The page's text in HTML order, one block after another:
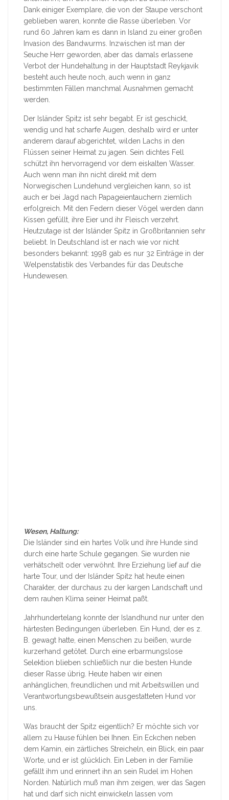
Dank einiger Exemplare, die von der Staupe verschont
geblieben waren, konnte die Rasse überleben. Vor
rund 60 Jahren kam es dann in Island zu einer großen
Invasion des Bandwurms. Inzwischen ist man der
Seuche Herr geworden, aber das damals erlassene
Verbot der Hundehaltung in der Hauptstadt Reykjavik
besteht auch heute noch, auch wenn in ganz
bestimmten Fällen manchmal Ausnahmen gemacht
werden.
Der Isländer Spitz ist sehr begabt. Er ist geschickt,
wendig und hat scharfe Augen, deshalb wird er unter
anderem darauf abgerichtet, wilden Lachs in den
Flüssen seiner Heimat zu jagen. Sein dichtes Fell
schützt ihn hervorragend vor dem eiskalten Wasser.
Auch wenn man ihn nicht direkt mit dem
Norwegischen Lundehund vergleichen kann, so ist
auch er bei Jagd nach Papageientauchern ziemlich
erfolgreich. Mit den Federn dieser Vögel werden dann
Kissen gefüllt, ihre Eier und ihr Fleisch verzehrt.
Heutzutage ist der Isländer Spitz in Großbritannien sehr
beliebt. In Deutschland ist er nach wie vor nicht
besonders bekannt: 1998 gab es nur 32 Einträge in der
Welpenstatistik des Verbandes für das Deutsche
Hundewesen.
Wesen, Haltung:
Die Isländer sind ein hartes Volk und ihre Hunde sind
durch eine harte Schule gegangen. Sie wurden nie
verhätschelt oder verwöhnt. Ihre Erziehung lief auf die
harte Tour, und der Isländer Spitz hat heute einen
Charakter, der durchaus zu der kargen Landschaft und
dem rauhen Klima seiner Heimat paßt.
Jahrhundertelang konnte der Islandhund nur unter den
härtesten Bedingungen überleben. Ein Hund, der es z.
B. gewagt hatte, einen Menschen zu beißen, wurde
kurzerhand getötet. Durch eine erbarmungslose
Selektion blieben schließlich nur die besten Hunde
dieser Rasse übrig. Heute haben wir einen
anhänglichen, freundlichen und mit Arbeitswillen und
Verantwortungsbewußtsein ausgestatteten Hund vor
uns.
Was braucht der Spitz eigentlich? Er möchte sich vor
allem zu Hause fühlen bei Ihnen. Ein Eckchen neben
dem Kamin, ein zärtliches Streicheln, ein Blick, ein paar
Worte, und er ist glücklich. Ein Leben in der Familie
gefällt ihm und erinnert ihn an sein Rudel im Hohen
Norden. Natürlich muß man ihm zeigen, wer das Sagen
hat und darf sich nicht einwickeln lassen vom